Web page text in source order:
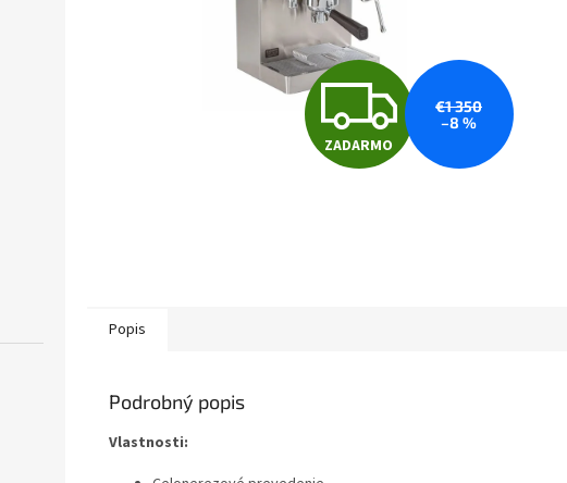
Z
A
ZADARMO
€1 350
–8 %
Popis
Podrobný popis
Vlastnosti: